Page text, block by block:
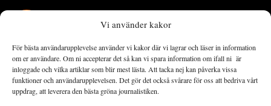
Vi använder kakor
För bästa användarupplevelse använder vi kakor där vi lagrar och läser in information
om er användare. Om ni accepterar det så kan vi spara information om ifall ni är
inloggade och vilka artiklar som blir mest lästa. Att tacka nej kan påverka vissa
funktioner och användarupplevelsen. Det gör det också svårare för oss att bedriva vårt
uppdrag, att leverera den bästa gröna journalistiken.
Landets Fria Tidning är en nyhetstidning med bred bevakning av
det viktigaste som händer lokalt och globalt och med fokus på
omställningsrörelsen. En omställning till ett hållbart samhälle går
både via starka och lika rättigheter för alla människor, minskade